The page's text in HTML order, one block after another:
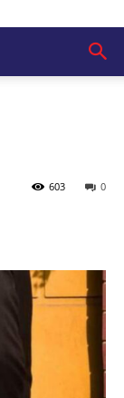
0
603